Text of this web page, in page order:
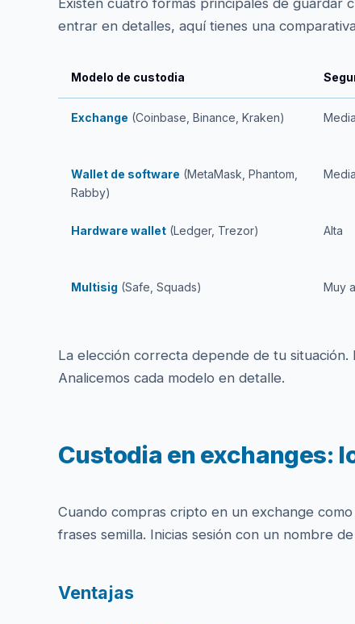
Existen cuatro formas principales de guardar
entrar en detalles, aquí tienes una
Modelo de custodia
Exchange (Coinbase, Binance, Kraken) Media
Wallet de software (MetaMask, Phantom,
Rabby)
Media
Hardware wallet (Ledger, Trezor) Alta
Multisig (Safe, Squads) Muy
La elección correcta depende de tu situación.
Analicemos cada modelo en detalle.
Custodia en exchanges:
Cuando compras cripto en un exchange
frases semilla. Inicias sesión con un nombre
Ventajas